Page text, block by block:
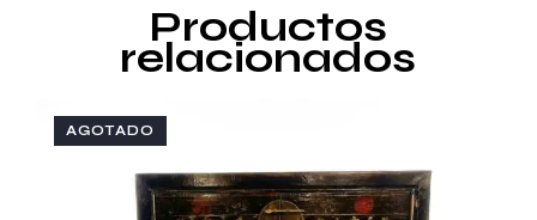
Productos
relacionados
AGOTADO